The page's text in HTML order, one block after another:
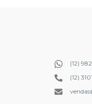
(12)
(12)